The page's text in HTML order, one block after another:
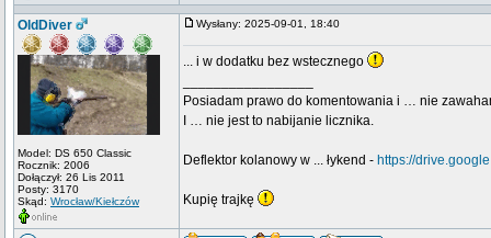
OldDiver
Model: DS 650 Classic
Rocznik: 2006
Dołączył: 26 Lis 2011
Posty: 3170
Skąd: Wrocław/Kiełczów
Wysłany: 2025-09-01, 18:40
... i w dodatku bez wstecznego
Posiadam prawo do komentowania i … nie
I … nie jest to nabijanie licznika.
Deflektor kolanowy w ... łykend - https://
Kupię trajkę